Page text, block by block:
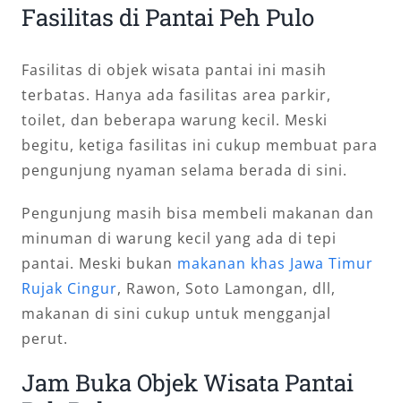
Fasilitas di Pantai Peh Pulo
Fasilitas di objek wisata pantai ini masih
terbatas. Hanya ada fasilitas area parkir,
toilet, dan beberapa warung kecil. Meski
begitu, ketiga fasilitas ini cukup membuat para
pengunjung nyaman selama berada di sini.
Pengunjung masih bisa membeli makanan dan
minuman di warung kecil yang ada di tepi
pantai. Meski bukan makanan khas Jawa Timur
Rujak Cingur, Rawon, Soto Lamongan, dll,
makanan di sini cukup untuk mengganjal
perut.
Jam Buka Objek Wisata Pantai